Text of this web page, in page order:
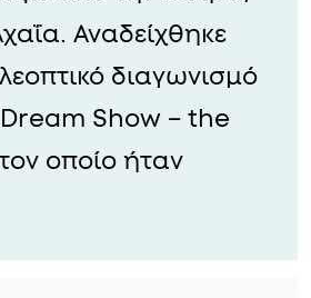
Αναδείχθηκε
διαγωνισμό
Show – the
οποίο ήταν